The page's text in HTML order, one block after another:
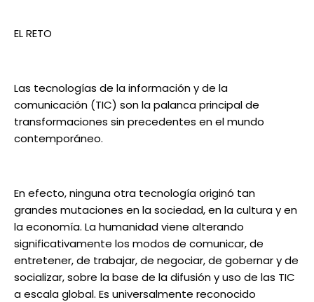
EL RETO
Las tecnologías de la información y de la
comunicación (TIC) son la palanca principal de
transformaciones sin precedentes en el mundo
contemporáneo.
En efecto, ninguna otra tecnología originó tan
grandes mutaciones en la sociedad, en la cultura y en
la economía. La humanidad viene alterando
significativamente los modos de comunicar, de
entretener, de trabajar, de negociar, de gobernar y de
socializar, sobre la base de la difusión y uso de las TIC
a escala global. Es universalmente reconocido